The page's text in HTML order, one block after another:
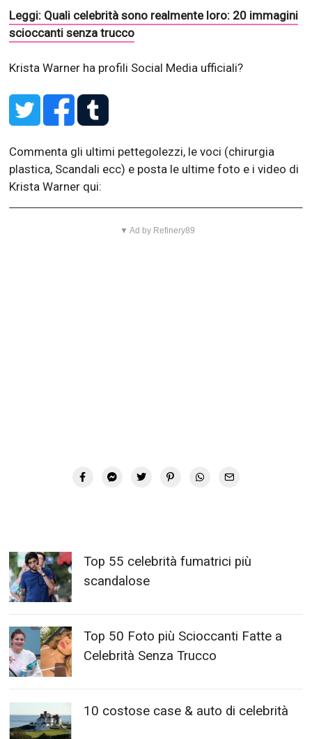
Leggi: Quali celebrità sono realmente loro: 20 immagini
scioccanti senza trucco
Krista Warner ha profili Social Media ufficiali?
Commenta gli ultimi pettegolezzi, le voci (chirurgia
plastica, Scandali ecc) e posta le ultime foto e i video di
Krista Warner qui:
▼ Ad by Refinery89
Top 55 celebrità fumatrici più
scandalose
Top 50 Foto più Scioccanti Fatte a
Celebrità Senza Trucco
10 costose case & auto di celebrità